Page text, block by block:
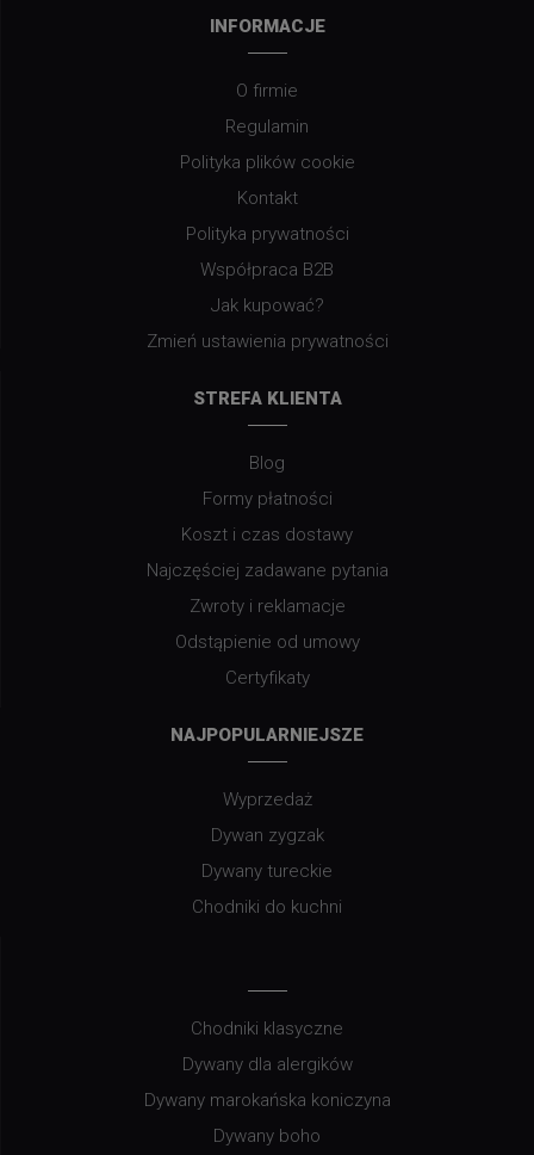
INFORMACJE
O firmie
Regulamin
Polityka plików cookie
Kontakt
Polityka prywatności
Współpraca B2B
Jak kupować?
Zmień ustawienia prywatności
STREFA KLIENTA
Blog
Formy płatności
Koszt i czas dostawy
Najczęściej zadawane pytania
Zwroty i reklamacje
Odstąpienie od umowy
Certyfikaty
NAJPOPULARNIEJSZE
Wyprzedaż
Dywan zygzak
Dywany tureckie
Chodniki do kuchni
Chodniki klasyczne
Dywany dla alergików
Dywany marokańska koniczyna
Dywany boho